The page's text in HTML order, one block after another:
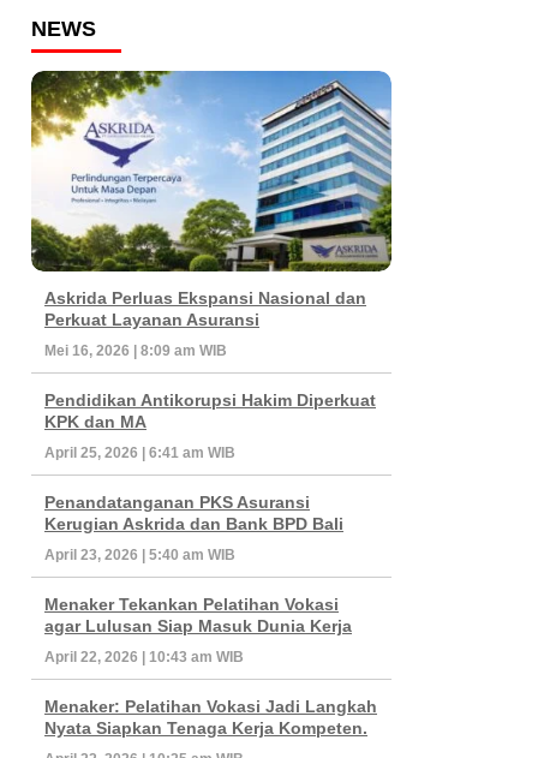
NEWS
Askrida Perluas Ekspansi Nasional dan
Perkuat Layanan Asuransi
Mei 16, 2026 | 8:09 am WIB
Pendidikan Antikorupsi Hakim Diperkuat
KPK dan MA
April 25, 2026 | 6:41 am WIB
Penandatanganan PKS Asuransi
Kerugian Askrida dan Bank BPD Bali
April 23, 2026 | 5:40 am WIB
Menaker Tekankan Pelatihan Vokasi
agar Lulusan Siap Masuk Dunia Kerja
April 22, 2026 | 10:43 am WIB
Menaker: Pelatihan Vokasi Jadi Langkah
Nyata Siapkan Tenaga Kerja Kompeten.